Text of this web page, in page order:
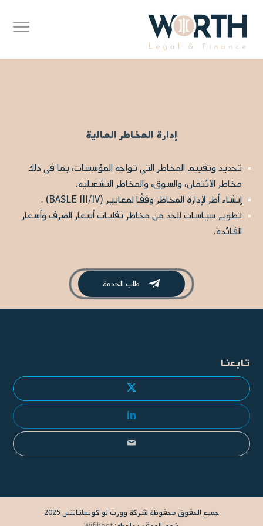
إدارة المخاطر المالية
تحديد وتقييم المخاطر التي تواجه المؤسسات، بما في ذلك
مخاطر الائتمان، والسوق، والمخاطر التشغيلية.
إنشاء أطر لإدارة المخاطر وفقًا لمعايير (BASLE III/IV) .
تطوير سياسات للحد من مخاطر تقلبات أسعار الصرف وأسعار
الفائدة.
 طلب الخدمة
تابعنا
جميع الحقوق محفوظة لشركة وورث لو كونسلتانتس 2025